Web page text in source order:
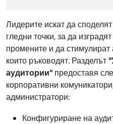
Лидерите искат да
гледни точки, за да
промените и да стимулират
които ръководят. Разделът
аудитории" предоставя
корпоративни
администратори:
Конфигуриране на